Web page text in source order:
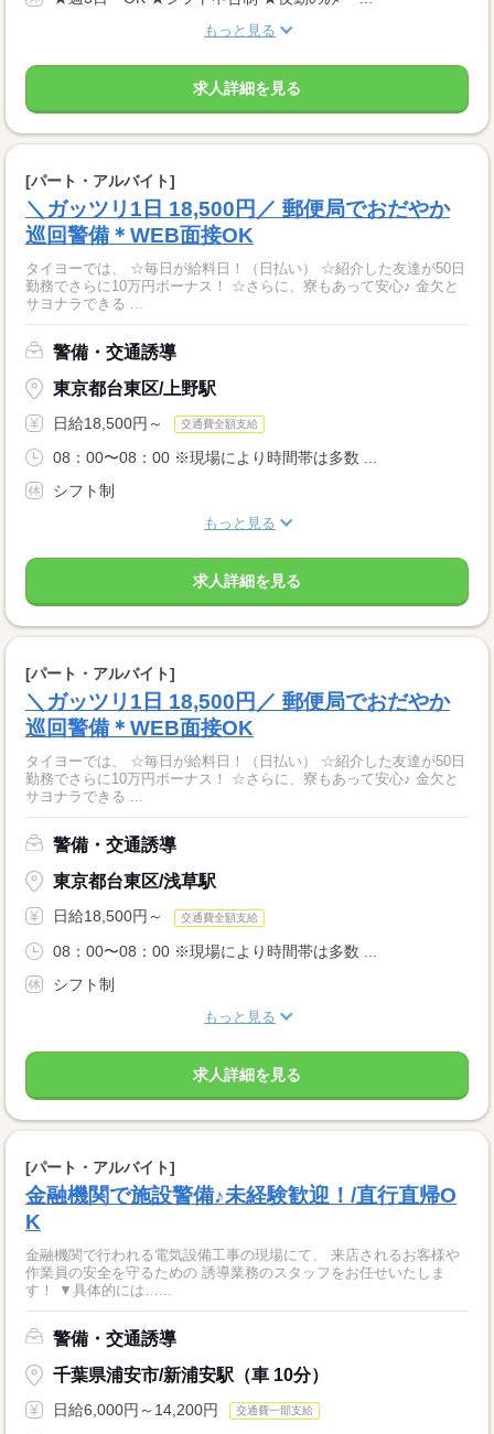
もっと見る
求人詳細を見る
[パート・アルバイト]
＼ガッツリ1日 18,500円／ 郵便局でおだやか
巡回警備＊WEB面接OK
タイヨーでは、 ☆毎日が給料日！（日払い） ☆紹介した友達が50日
勤務でさらに10万円ボーナス！ ☆さらに、寮もあって安心♪ 金欠と
サヨナラできる ...
警備・交通誘導
東京都台東区/上野駅
日給18,500円～ 交通費全額支給
08：00〜08：00 ※現場により時間帯は多数 ...
シフト制
もっと見る
求人詳細を見る
[パート・アルバイト]
＼ガッツリ1日 18,500円／ 郵便局でおだやか
巡回警備＊WEB面接OK
タイヨーでは、 ☆毎日が給料日！（日払い） ☆紹介した友達が50日
勤務でさらに10万円ボーナス！ ☆さらに、寮もあって安心♪ 金欠と
サヨナラできる ...
警備・交通誘導
東京都台東区/浅草駅
日給18,500円～ 交通費全額支給
08：00〜08：00 ※現場により時間帯は多数 ...
シフト制
もっと見る
求人詳細を見る
[パート・アルバイト]
金融機関で施設警備♪未経験歓迎！/直行直帰O
K
金融機関で行われる電気設備工事の現場にて、 来店されるお客様や
作業員の安全を守るための 誘導業務のスタッフをお任せいたしま
す！ ▼具体的には…...
警備・交通誘導
千葉県浦安市/新浦安駅（車 10分）
日給6,000円～14,200円 交通費一部支給